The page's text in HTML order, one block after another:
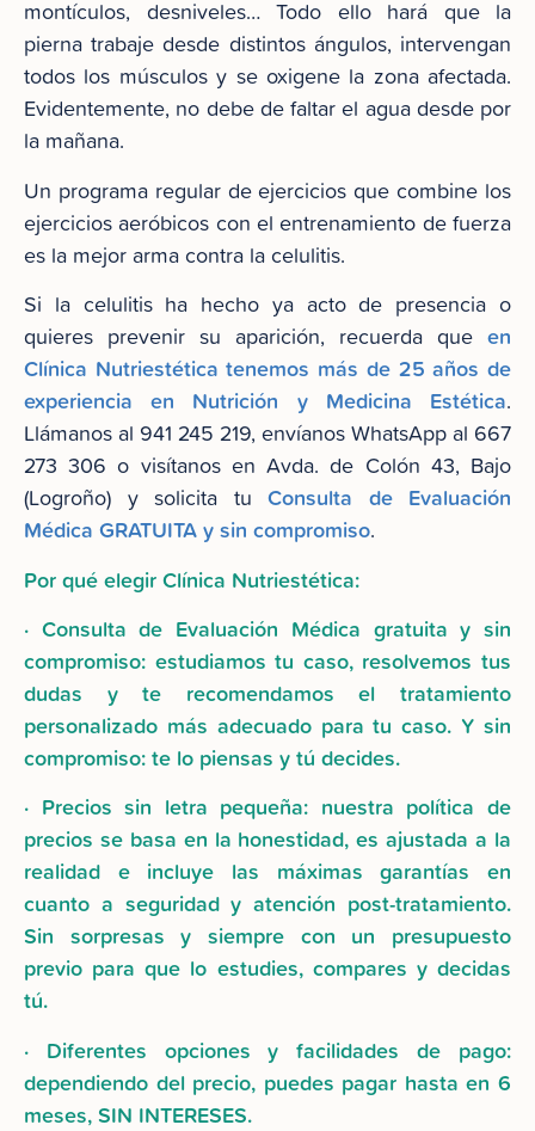
montículos, desniveles… Todo ello hará que la
pierna trabaje desde distintos ángulos, intervengan
todos los músculos y se oxigene la zona afectada.
Evidentemente, no debe de faltar el agua desde por
la mañana.
Un programa regular de ejercicios que combine los
ejercicios aeróbicos con el entrenamiento de fuerza
es la mejor arma contra la celulitis.
Si la celulitis ha hecho ya acto de presencia o
quieres prevenir su aparición, recuerda que en
Clínica Nutriestética tenemos más de 25 años de
experiencia en Nutrición y Medicina Estética.
Llámanos al 941 245 219, envíanos WhatsApp al 667
273 306 o visítanos en Avda. de Colón 43, Bajo
(Logroño) y solicita tu Consulta de Evaluación
Médica GRATUITA y sin compromiso.
Por qué elegir Clínica Nutriestética:
· Consulta de Evaluación Médica gratuita y sin
compromiso: estudiamos tu caso, resolvemos tus
dudas y te recomendamos el tratamiento
personalizado más adecuado para tu caso. Y sin
compromiso: te lo piensas y tú decides.
· Precios sin letra pequeña: nuestra política de
precios se basa en la honestidad, es ajustada a la
realidad e incluye las máximas garantías en
cuanto a seguridad y atención post-tratamiento.
Sin sorpresas y siempre con un presupuesto
previo para que lo estudies, compares y decidas
tú.
· Diferentes opciones y facilidades de pago:
dependiendo del precio, puedes pagar hasta en 6
meses, SIN INTERESES.